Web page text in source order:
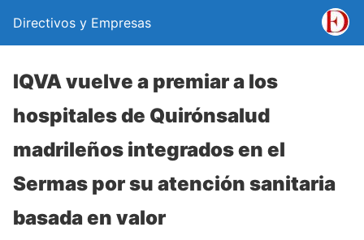
Directivos y Empresas
IQVA vuelve a premiar a los
hospitales de Quirónsalud
madrileños integrados en el
Sermas por su atención sanitaria
basada en valor